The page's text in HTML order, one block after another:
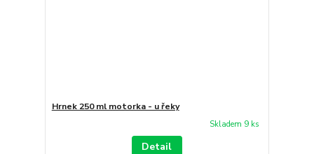
Hrnek 250 ml motorka - u řeky
Skladem 9 ks
Detail